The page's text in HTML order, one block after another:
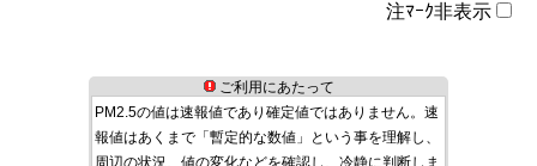
注ﾏｰｸ非表示
ご利用にあたって
PM2.5の値は速報値であり確定値ではありません。速
報値はあくまで「暫定的な数値」という事を理解し、
周辺の状況、値の変化などを確認し、冷静に判断しま